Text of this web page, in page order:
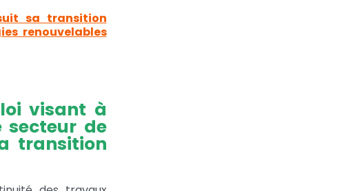
sa transition
renouvelables
visant à
secteur de
transition